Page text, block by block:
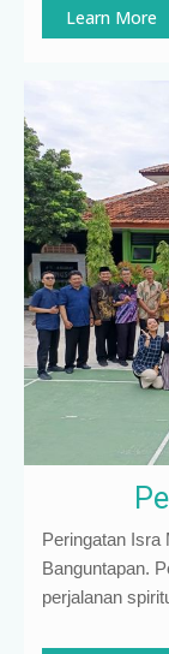
Learn More
Peringatan Isra
Banguntapan.
perjalanan